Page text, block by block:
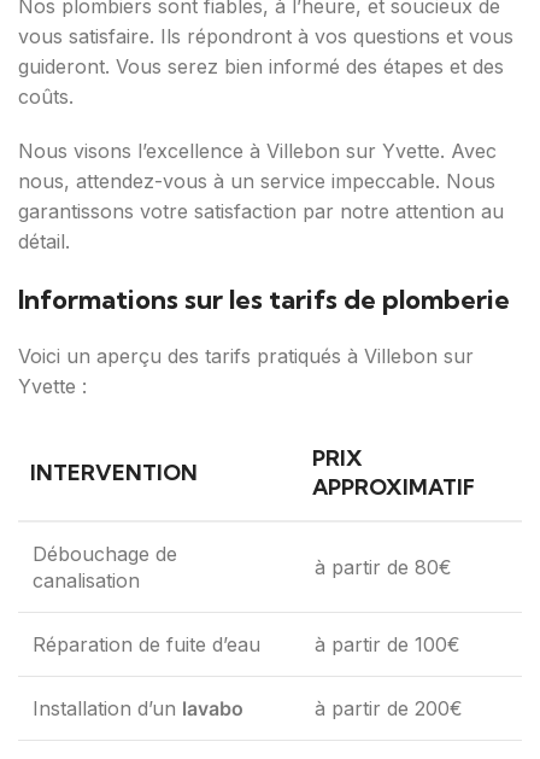
Nos plombiers sont fiables, à l’heure, et soucieux de
vous satisfaire. Ils répondront à vos questions et vous
guideront. Vous serez bien informé des étapes et des
coûts.
Nous visons l’excellence à Villebon sur Yvette. Avec
nous, attendez-vous à un service impeccable. Nous
garantissons votre satisfaction par notre attention au
détail.
Informations sur les tarifs de plomberie
Voici un aperçu des tarifs pratiqués à Villebon sur
Yvette :
INTERVENTION
PRIX
APPROXIMATIF
Débouchage de
canalisation
à partir de 80€
Réparation de fuite d’eau à partir de 100€
Installation d’un lavabo à partir de 200€